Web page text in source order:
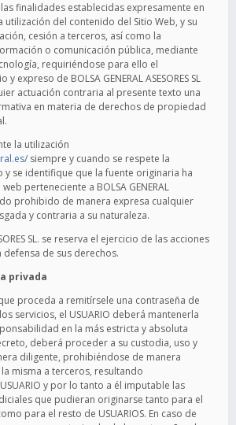
finalidades establecidas expresamente en
del contenido del Sitio Web, y su
cesión a terceros, así como la
o comunicación pública, mediante
requiriéndose para ello el
expreso de BOLSA GENERAL ASESORES SL
actuación contraria al presente texto una
en materia de derechos de propiedad
la utilización
siempre y cuando se respete la
y se identifique que la fuente originaria ha
perteneciente a BOLSA GENERAL
prohibido de manera expresa cualquier
y contraria a su naturaleza.
SL. se reserva el ejercicio de las acciones
de sus derechos.
privada
proceda a remitírsele una contraseña de
servicios, el USUARIO deberá mantenerla
en la más estricta y absoluta
deberá proceder a su custodia, uso y
diligente, prohibiéndose de manera
misma a terceros, resultando
y por lo tanto a él imputable las
que pudieran originarse tanto para el
para el resto de USUARIOS. En caso de